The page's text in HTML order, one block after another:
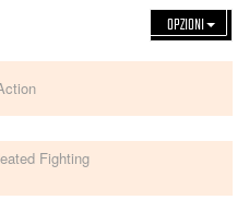
OPZIONI
Fighting